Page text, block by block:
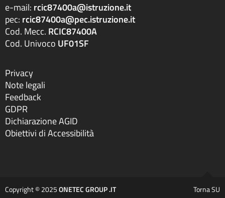
e-mail: rcic87400a@istruzione.it
pec: rcic87400a@pec.istruzione.it
Cod. Mecc. RCIC87400A
Cod. Univoco UF01SF
Privacy
Note legali
Feedback
GDPR
Dichiarazione AGID
Obiettivi di Accessibilità
Torna SU
Copyright © 2025ONETEC GROUP .IT